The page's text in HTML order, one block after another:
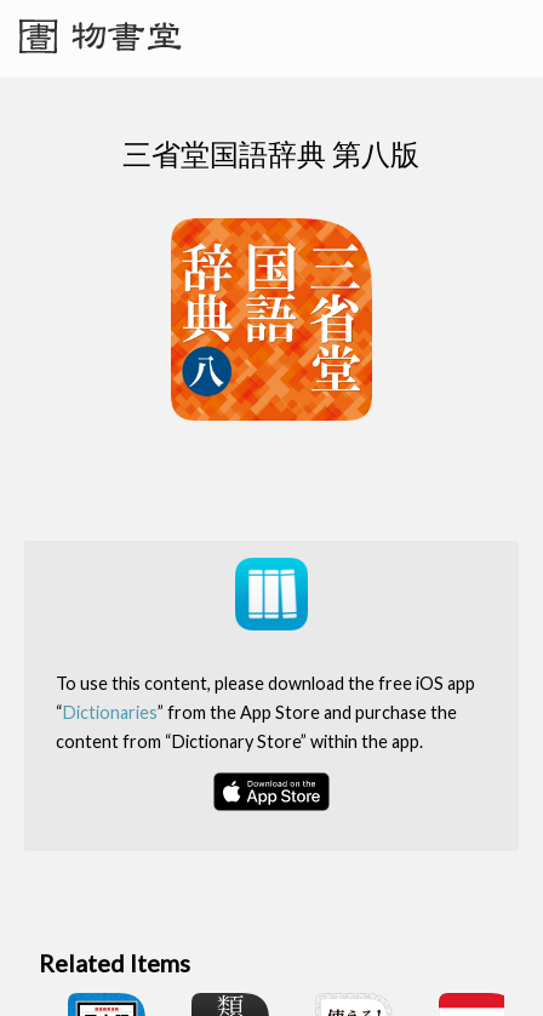
三省堂国語辞典 第八版
To use this content, please download the free iOS app
“Dictionaries” from the App Store and purchase the
content from “Dictionary Store” within the app.
Related Items